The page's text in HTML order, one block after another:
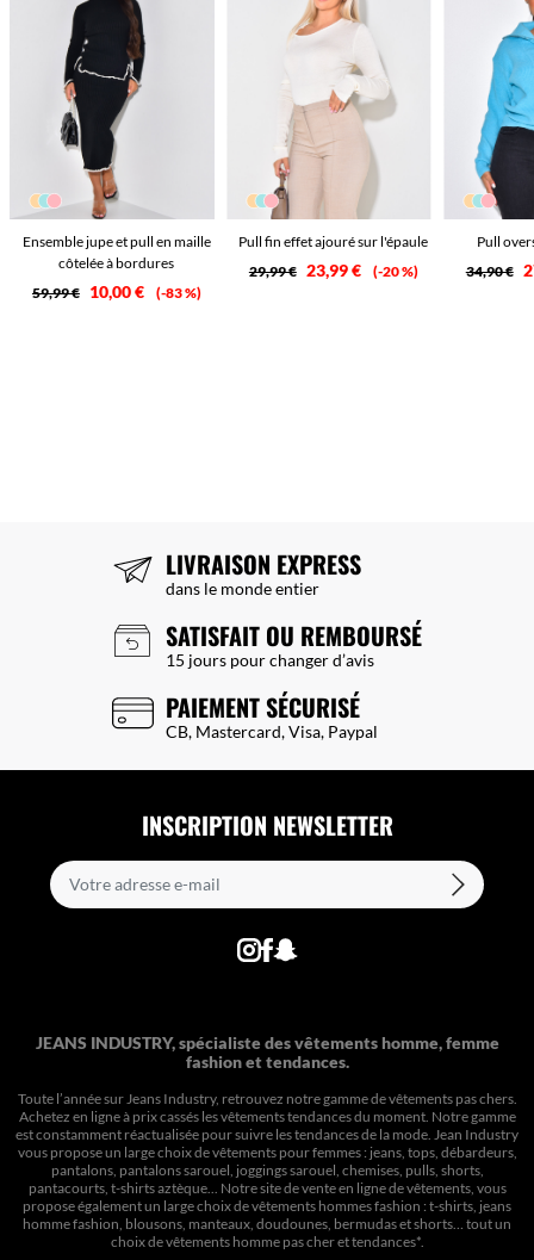
Ensemble jupe et pull en maille
côtelée à bordures
59,99 €
10,00 € -83 %
Pull fin effet ajouré sur l'épaule
29,99 € 23,99 € -20 %
Pull
34,90 €
LIVRAISON EXPRESS
dans le monde entier
SATISFAIT OU REMBOURSÉ
15 jours pour changer d’avis
PAIEMENT SÉCURISÉ
CB, Mastercard, Visa, Paypal
INSCRIPTION NEWSLETTER
JEANS INDUSTRY, spécialiste des vêtements homme, femme
fashion et tendances.
Toute l’année sur Jeans Industry, retrouvez notre gamme de vêtements pas chers.
Achetez en ligne à prix cassés les vêtements tendances du moment. Notre gamme
est constamment réactualisée pour suivre les tendances de la mode. Jean Industry
vous propose un large choix de vêtements pour femmes : jeans, tops, débardeurs,
pantalons, pantalons sarouel, joggings sarouel, chemises, pulls, shorts,
pantacourts, t-shirts aztèque... Notre site de vente en ligne de vêtements, vous
propose également un large choix de vêtements hommes fashion : t-shirts, jeans
homme fashion, blousons, manteaux, doudounes, bermudas et shorts… tout un
choix devêtements homme pas cher et tendances*.